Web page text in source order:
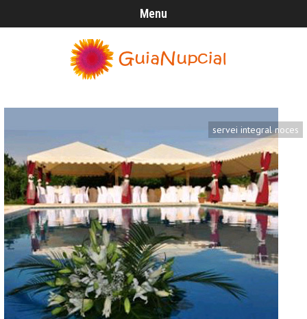
Menu
servei integral noces